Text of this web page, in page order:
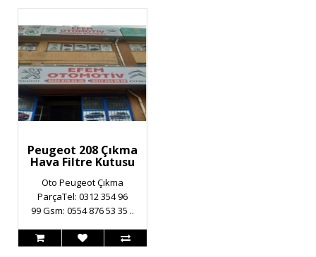
Peugeot 208 Çıkma
Hava Filtre Kutusu
Oto Peugeot Çıkma
ParçaTel: 0312 354 96
99 Gsm: 0554 876 53 35 ..